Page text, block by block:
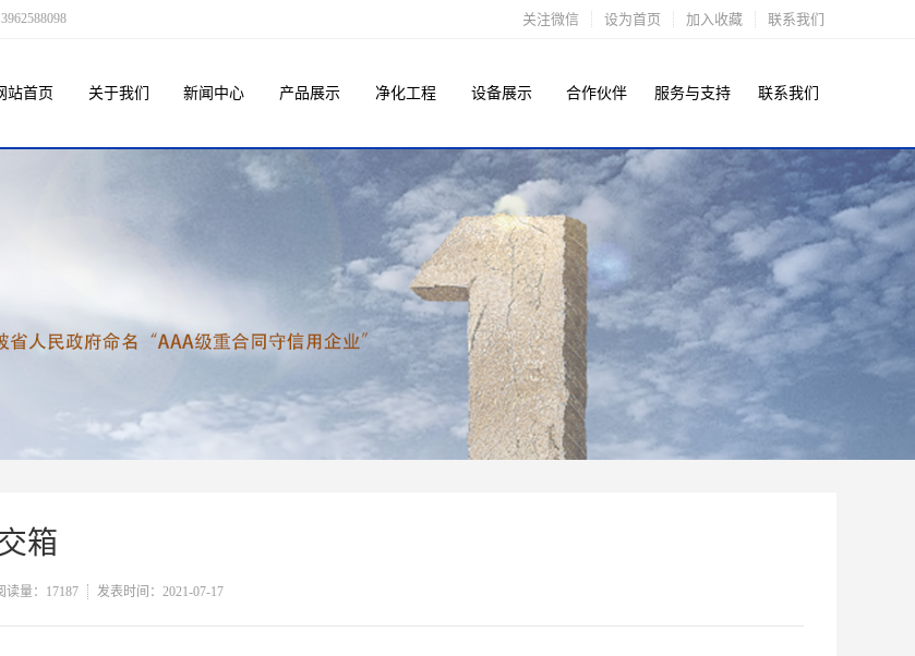
关注微信 设为首页 加入收藏 联系我们
站首页 关于我们 新闻中心 产品展示 净化工程 设备展示 合作伙伴 服务与支持 联系我们
箱
读量：17187 发表时间：2021-07-17